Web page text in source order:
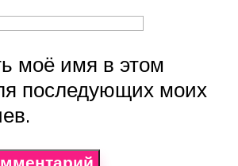
моё имя в этом
последующих моих